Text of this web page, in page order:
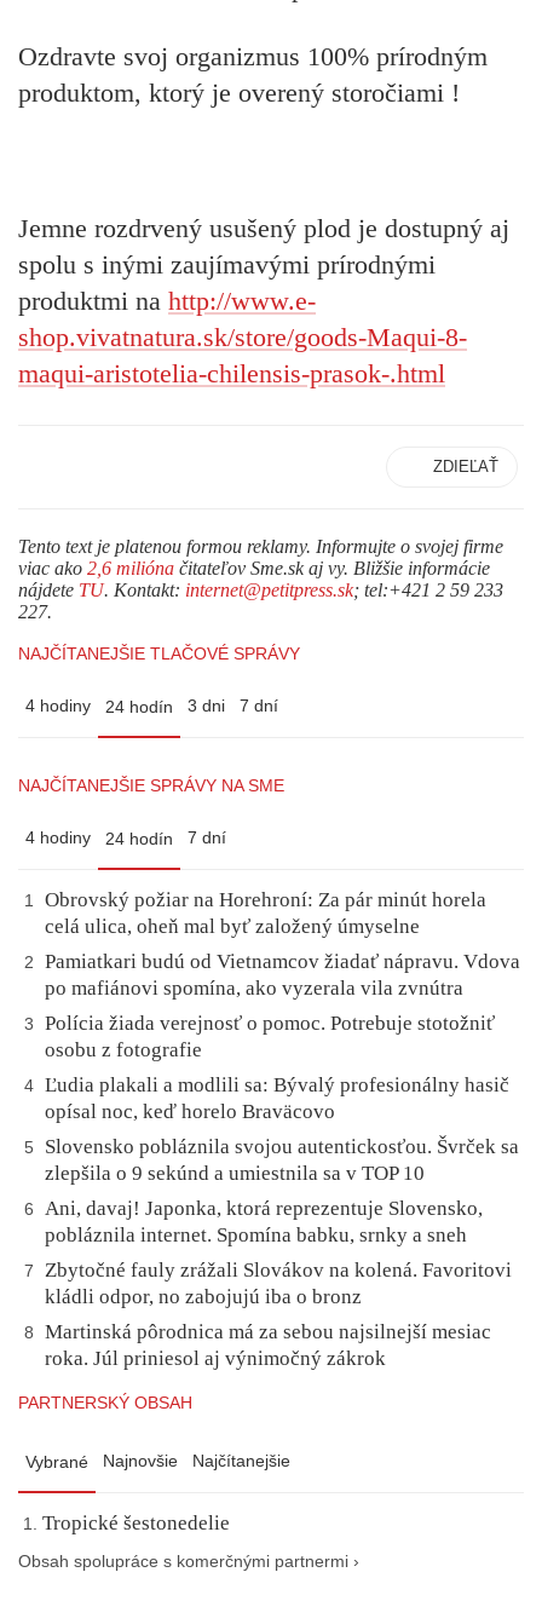
Ozdravte svoj organizmus 100% prírodným
produktom, ktorý je overený storočiami !
Jemne rozdrvený usušený plod je dostupný aj
spolu s inými zaujímavými prírodnými
produktmi na http://www.e-
shop.vivatnatura.sk/store/goods-Maqui-8-
maqui-aristotelia-chilensis-prasok-.html
ZDIEĽAŤ
Tento text je platenou formou reklamy. Informujte o svojej firme
viac ako 2,6 milióna čitateľov Sme.sk aj vy. Bližšie informácie
nájdete TU. Kontakt: internet@petitpress.sk; tel:+421 2 59 233
227.
NAJČÍTANEJŠIE TLAČOVÉ SPRÁVY
4 hodiny 24 hodín 3 dni 7 dní
NAJČÍTANEJŠIE SPRÁVY NA SME
4 hodiny 24 hodín 7 dní
1
Obrovský požiar na Horehroní: Za pár minút horela
celá ulica, oheň mal byť založený úmyselne
2
Pamiatkari budú od Vietnamcov žiadať nápravu. Vdova
po mafiánovi spomína, ako vyzerala vila zvnútra
3
Polícia žiada verejnosť o pomoc. Potrebuje stotožniť
osobu z fotografie
4 Ľudia plakali a modlili sa: Bývalý profesionálny hasič
opísal noc, keď horelo Braväcovo
5
Slovensko pobláznila svojou autentickosťou. Švrček sa
zlepšila o 9 sekúnd a umiestnila sa v TOP 10
6
Ani, davaj! Japonka, ktorá reprezentuje Slovensko,
pobláznila internet. Spomína babku, srnky a sneh
7
Zbytočné fauly zrážali Slovákov na kolená. Favoritovi
kládli odpor, no zabojujú iba o bronz
8
Martinská pôrodnica má za sebou najsilnejší mesiac
roka. Júl priniesol aj výnimočný zákrok
PARTNERSKÝ OBSAH
Vybrané Najnovšie Najčítanejšie
Tropické šestonedelie
Obsah spolupráce s komerčnými partnermi ›